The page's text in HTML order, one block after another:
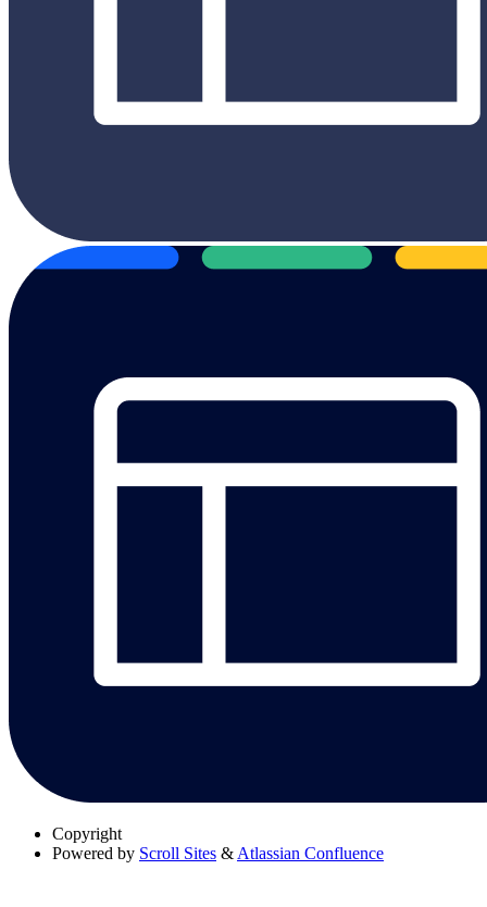
Copyright
Powered by Scroll Sites & Atlassian Confluence